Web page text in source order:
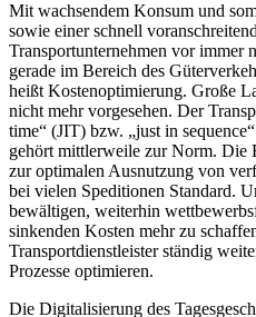
Mit wachsendem Konsum und
sowie einer schnell
Transportunternehmen vor immer
gerade im Bereich des
heißt Kostenoptimierung. Große
nicht mehr vorgesehen. Der
time“ (JIT) bzw. „just in
gehört mittlerweile zur Norm. Die
zur optimalen Ausnutzung von
bei vielen Speditionen Standard.
bewältigen, weiterhin
sinkenden Kosten mehr zu
Transportdienstleister ständig
Prozesse optimieren.
Die Digitalisierung des